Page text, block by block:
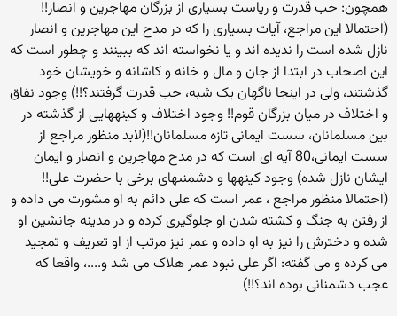
همچون: حب قدرت و رياست بسيارى از بزرگان مهاجرين و انصار!!
(احتمالا این مراجع، آیات بسیاری را که در مدح این مهاجرین و انصار
نازل شده است را ندیده اند و یا نخواسته اند که ببینند و چطور است که
این اصحاب در ابتدا از جان و مال و خانه و کاشانه و خویشان خود
گذشتند، ولی در اینجا ناگهان یک شبه، حب قدرت گرفتند؟!!) وجود نفاق
و اختلاف در ميان بزرگان قوم!! وجود اختلاف و كينه‏هايى از گذشته در
بين مسلمانان، سست ايمانى تازه مسلمانان!!(لابد منظور مراجع از
سست ایمانی،80 آیه ای است که در مدح مهاجرین و انصار و ایمان
ایشان نازل شده) وجود كينه‏ها و دشمنى‏هاى برخى با حضرت على!!
(احتمالا منظور مراجع ، عمر است که علی دائم به او مشورت می داده و
از رفتن به جنگ و کشته شدن او جلوگیری کرده و در مدینه جانشین او
شده و دخترش را نیز به او داده و عمر نیز مرتب از او تعریف و تمجید
می کرده و می گفته: اگر علی نبود عمر هلاک می شد و....، واقعا که
عجب دشمنانی بوده اند؟!!)